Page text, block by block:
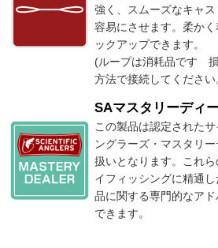
強く、スムーズなキャ
容易にさせます。柔か
ックアップできます。
(ループは消耗品です
方法で接続してください
SAマスタリーディ
この製品は認定された
ングラーズ・マスタリ
扱いとなります。これ
イフィッシングに精通
品に関する専門的なア
できます。